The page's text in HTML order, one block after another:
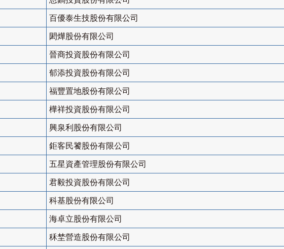
百優泰生技股份有限公司
閎燁股份有限公司
晉商投資股份有限公司
郁添投資股份有限公司
福豐置地股份有限公司
樺祥投資股份有限公司
興泉利股份有限公司
鉅客民饕股份有限公司
五星資產管理股份有限公司
君毅投資股份有限公司
科基股份有限公司
海卓立股份有限公司
秝埜營造股份有限公司